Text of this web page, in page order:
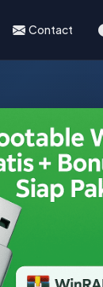
Contact